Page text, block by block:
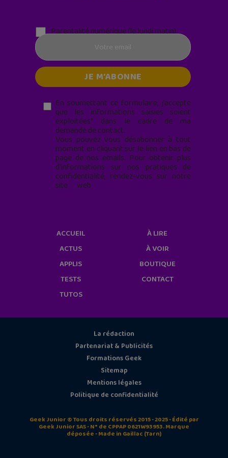
Parentalité numérique (le lundi matin)
En soumettant ce formulaire, j’accepte
que les informations saisies soient
exploitées* dans le cadre de ma
demande de contact.
Vous pouvez vous désabonner à tout
moment en cliquant sur le lien en bas de
page de nos emails. Pour obtenir plus
d'informations sur nos pratiques de
confidentialité, rendez-vous sur notre
site web
ACCUEIL
ACTUS
APPLIS
TESTS
TUTOS
À LIRE
À VOIR
BOUTIQUE
CONTACT
La rédaction
Partenariat & Publicités
Formations Geek
Sitemap
Mentions légales
Politique de confidentialité
Geek Junior © Tous droits réservés 2015 - 2025 - Édité par
Geek Junior SAS - N° de CPPAP 0621W93953. Marque
déposée - Made in Gaillac (Tarn)